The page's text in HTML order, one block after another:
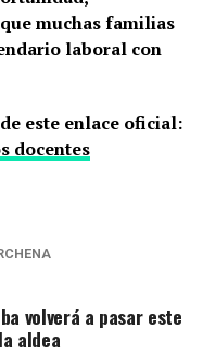
muchas familias
laboral con
este enlace oficial:
docentes
volverá a pasar este
aldea